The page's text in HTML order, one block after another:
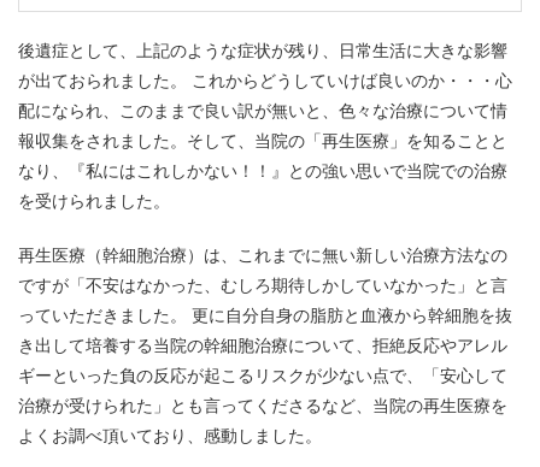
後遺症として、上記のような症状が残り、日常生活に大きな影響
が出ておられました。 これからどうしていけば良いのか・・・心
配になられ、このままで良い訳が無いと、色々な治療について情
報収集をされました。そして、当院の「再生医療」を知ることと
なり、『私にはこれしかない！！』との強い思いで当院での治療
を受けられました。
再生医療（幹細胞治療）は、これまでに無い新しい治療方法なの
ですが「不安はなかった、むしろ期待しかしていなかった」と言
っていただきました。 更に自分自身の脂肪と血液から幹細胞を抜
き出して培養する当院の幹細胞治療について、拒絶反応やアレル
ギーといった負の反応が起こるリスクが少ない点で、「安心して
治療が受けられた」とも言ってくださるなど、当院の再生医療を
よくお調べ頂いており、感動しました。